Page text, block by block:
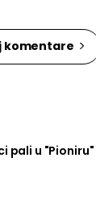
komentare
pali u "Pioniru"